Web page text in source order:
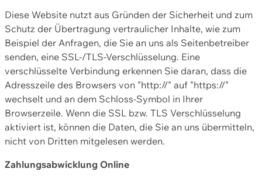
Diese Website nutzt aus Gründen der Sicherheit und zum
Schutz der Übertragung vertraulicher Inhalte, wie zum
Beispiel der Anfragen, die Sie an uns als Seitenbetreiber
senden, eine SSL-/TLS-Verschlüsselung. Eine
verschlüsselte Verbindung erkennen Sie daran, dass die
Adresszeile des Browsers von "http://" auf "https://"
wechselt und an dem Schloss-Symbol in Ihrer
Browserzeile. Wenn die SSL bzw. TLS Verschlüsselung
aktiviert ist, können die Daten, die Sie an uns übermitteln,
nicht von Dritten mitgelesen werden.
Zahlungsabwicklung Online